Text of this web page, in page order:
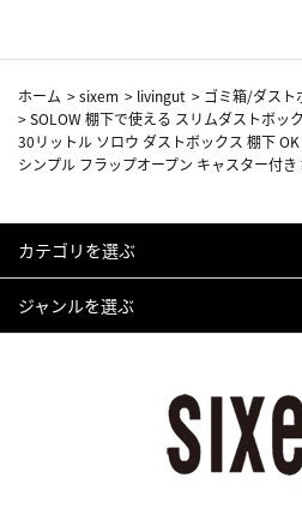
ホーム >sixem > livingut > ゴミ箱/ダスト
>SOLOW 棚下で使える スリムダストボッ
30リットル ソロウ ダストボックス 棚下
シンプル フラップオープン キャスター付き
カテゴリを選ぶ
ジャンルを選ぶ